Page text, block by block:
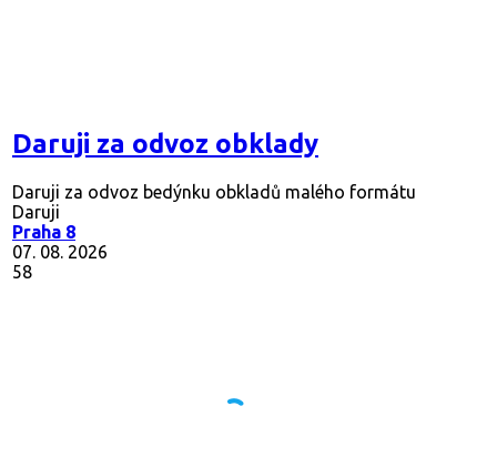
Daruji za odvoz obklady
Daruji za odvoz bedýnku obkladů malého formátu
Daruji
Praha 8
07. 08. 2026
58